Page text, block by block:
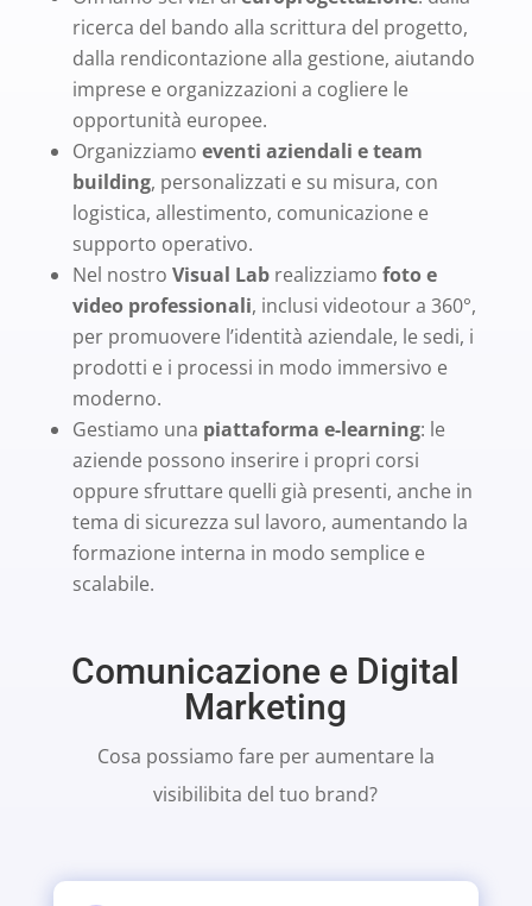
ricerca del bando alla scrittura del progetto,
dalla rendicontazione alla gestione, aiutando
imprese e organizzazioni a cogliere le
opportunità europee.
Organizziamo eventi aziendali e team
building, personalizzati e su misura, con
logistica, allestimento, comunicazione e
supporto operativo.
Nel nostro Visual Labrealizziamo foto e
video professionali, inclusi videotour a 360°,
per promuovere l’identità aziendale, le sedi, i
prodotti e i processi in modo immersivo e
moderno.
Gestiamo una piattaforma e-learning: le
aziende possono inserire i propri corsi
oppure sfruttare quelli già presenti, anche in
tema di sicurezza sul lavoro, aumentando la
formazione interna in modo semplice e
scalabile.
Comunicazione e Digital
Marketing
Cosa possiamo fare per aumentare la
visibilibita del tuo brand?